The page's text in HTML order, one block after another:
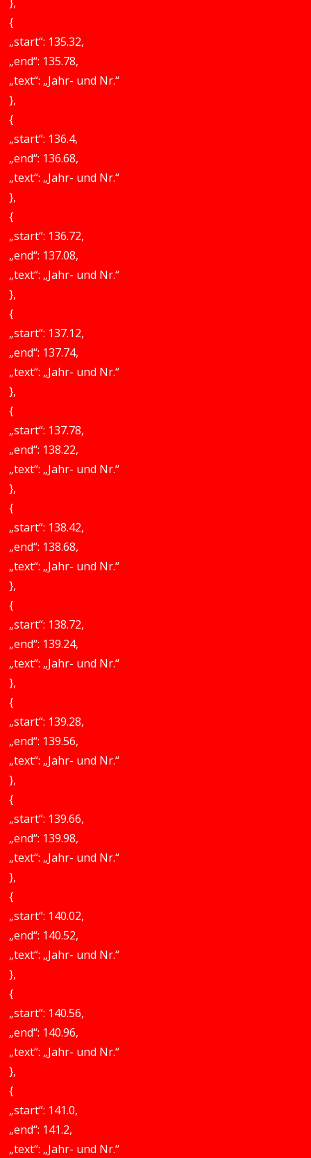
},
{
„start“: 135.32,
„end“: 135.78,
„text“: „Jahr- und Nr.“
},
{
„start“: 136.4,
„end“: 136.68,
„text“: „Jahr- und Nr.“
},
{
„start“: 136.72,
„end“: 137.08,
„text“: „Jahr- und Nr.“
},
{
„start“: 137.12,
„end“: 137.74,
„text“: „Jahr- und Nr.“
},
{
„start“: 137.78,
„end“: 138.22,
„text“: „Jahr- und Nr.“
},
{
„start“: 138.42,
„end“: 138.68,
„text“: „Jahr- und Nr.“
},
{
„start“: 138.72,
„end“: 139.24,
„text“: „Jahr- und Nr.“
},
{
„start“: 139.28,
„end“: 139.56,
„text“: „Jahr- und Nr.“
},
{
„start“: 139.66,
„end“: 139.98,
„text“: „Jahr- und Nr.“
},
{
„start“: 140.02,
„end“: 140.52,
„text“: „Jahr- und Nr.“
},
{
„start“: 140.56,
„end“: 140.96,
„text“: „Jahr- und Nr.“
},
{
„start“: 141.0,
„end“: 141.2,
„text“: „Jahr- und Nr.“